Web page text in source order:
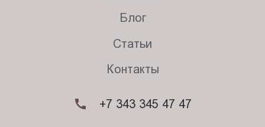
Блог
Статьи
Контакты
+7 343 345 47 47